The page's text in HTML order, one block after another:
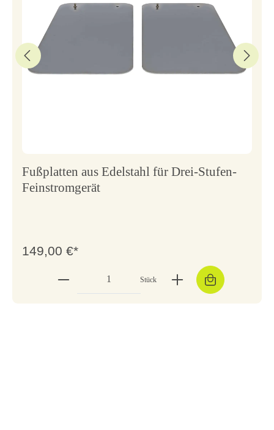
Fußplatten aus Edelstahl für Drei-Stufen-
Feinstromgerät
149,00 €*
Stück